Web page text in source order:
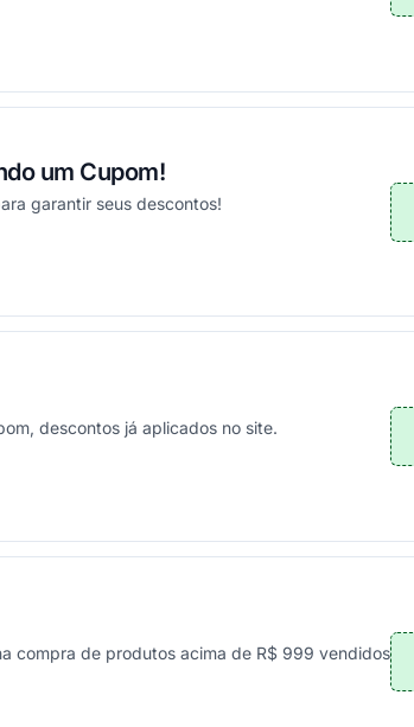
um Cupom!
garantir seus descontos!
descontos já aplicados no site.
compra de produtos acima de R$ 999 vendidos